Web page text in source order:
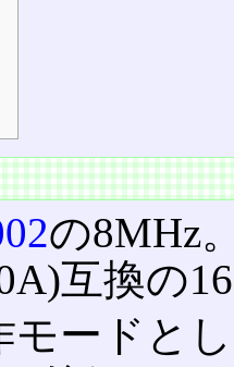
の8MHz
互換の
ードと